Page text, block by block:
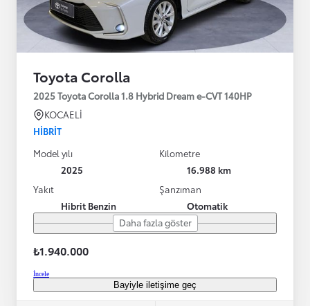
Toyota Corolla
2025 Toyota Corolla 1.8 Hybrid Dream e-CVT 140HP
KOCAELİ
HIBRIT
Model yılı
2025
Kilometre
16.988 km
Yakıt
Hibrit Benzin
Şanzıman
Otomatik
Daha fazla göster
₺1.940.000
İncele
Bayiyle iletişime geç